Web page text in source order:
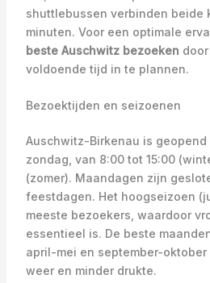
shuttlebussen verbinden beide
minuten. Voor een optimale
beste Auschwitz bezoeken
voldoende tijd in te plannen.
Bezoektijden en seizoenen
Auschwitz-Birkenau is
zondag, van 8:00 tot 15:00
(zomer). Maandagen zijn
feestdagen. Het hoogseizoen
meeste bezoekers, waardoor
essentieel is. De beste
april-mei en september-
weer en minder drukte.